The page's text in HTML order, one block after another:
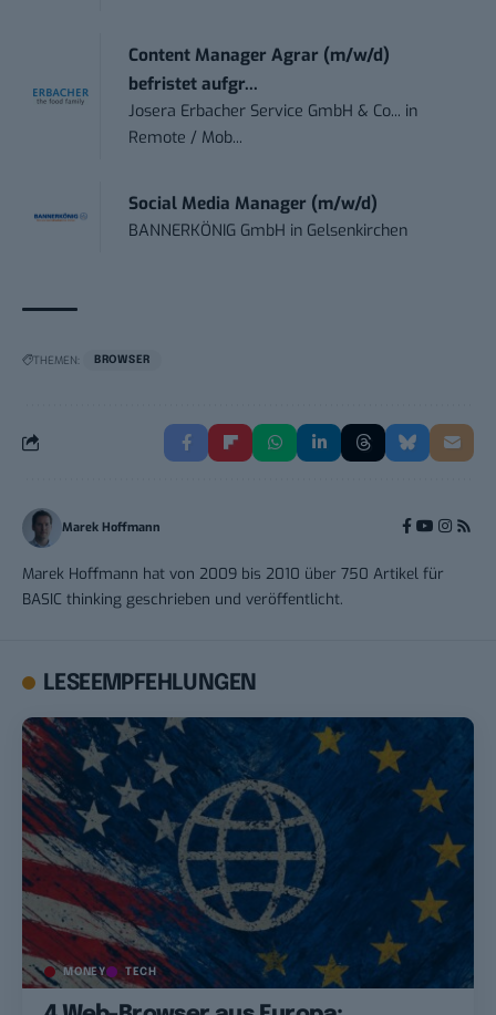
Content Manager Agrar (m/w/d)
befristet aufgr...
Josera Erbacher Service GmbH & Co... in
Remote / Mob...
Social Media Manager (m/w/d)
BANNERKÖNIG GmbH in Gelsenkirchen
THEMEN: BROWSER
Marek Hoffmann
Marek Hoffmann hat von 2009 bis 2010 über 750 Artikel für
BASIC thinking geschrieben und veröffentlicht.
LESEEMPFEHLUNGEN
MONEY TECH